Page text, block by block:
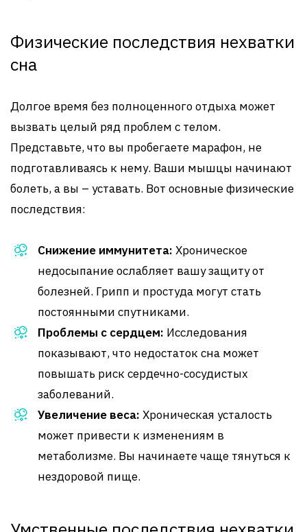
Физические последствия нехватки
сна
Долгое время без полноценного отдыха может
вызвать целый ряд проблем с телом.
Представьте, что вы пробегаете марафон, не
подготавливаясь к нему. Ваши мышцы начинают
болеть, а вы – уставать. Вот основные физические
последствия:
Снижение иммунитета: Хроническое
недосыпание ослабляет вашу защиту от
болезней. Грипп и простуда могут стать
постоянными спутниками.
Проблемы с сердцем: Исследования
показывают, что недостаток сна может
повышать риск сердечно-сосудистых
заболеваний.
Увеличение веса: Хроническая усталость
может привести к изменениям в
метаболизме. Вы начинаете чаще тянуться к
нездоровой пище.